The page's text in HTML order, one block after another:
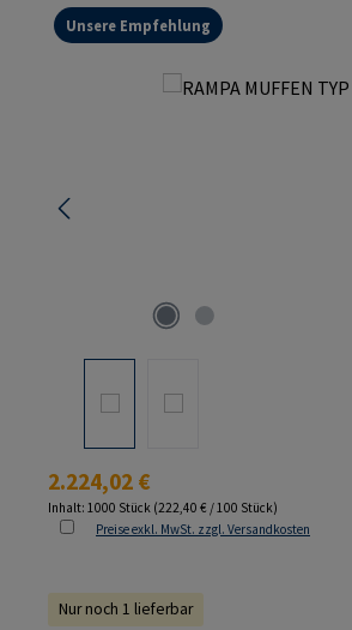
Unsere Empfehlung
Bildergalerie überspringen
Regulärer Preis:
2.224,02 €
Inhalt: 1000 Stück (222,40 € / 100 Stück)
Preise exkl. MwSt. zzgl. Versandkosten
Nur noch 1 lieferbar